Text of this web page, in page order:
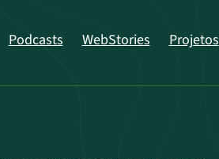
Podcasts WebStories Projetos